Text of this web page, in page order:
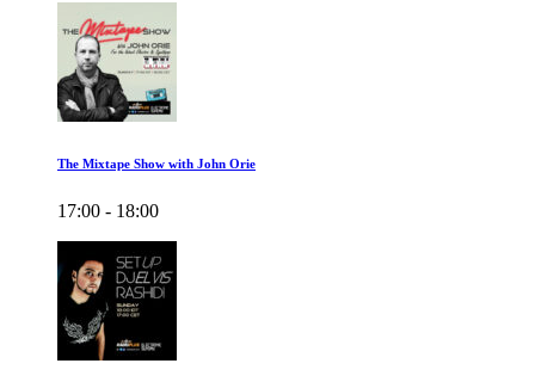
The Mixtape Show with John Orie
17:00 - 18:00